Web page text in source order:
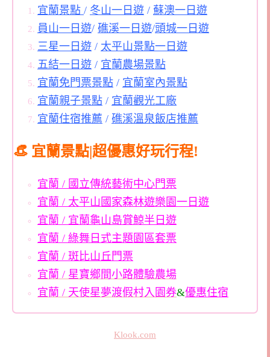
宜蘭景點 / 冬山一日遊 / 蘇澳一日遊
員山一日遊/ 礁溪一日遊/頭城一日遊
三星一日遊 / 太平山景點一日遊
五結一日遊 / 宜蘭農場景點
宜蘭免門票景點 / 宜蘭室內景點
宜蘭親子景點 / 宜蘭觀光工廠
宜蘭住宿推薦 / 礁溪溫泉飯店推薦
👒 宜蘭景點|超優惠好玩行程!
宜蘭 / 國立傳統藝術中心門票
宜蘭 / 太平山國家森林遊樂園一日遊
宜蘭 / 宜蘭龜山島賞鯨半日遊
宜蘭 / 綠舞日式主題園區套票
宜蘭 / 斑比山丘門票
宜蘭 / 星寶鄉間小路體驗農場
宜蘭 / 天使星夢渡假村入園券&優惠住宿
Klook.com